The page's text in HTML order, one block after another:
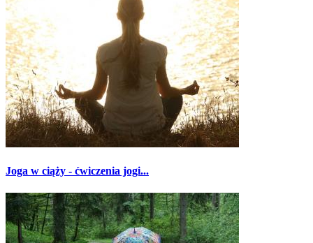
Joga w ciąży - ćwiczenia jogi...